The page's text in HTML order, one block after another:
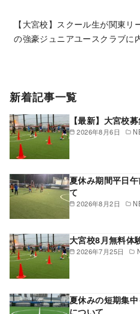
【大宮校】スクール生が関東リ
の強豪ジュニアユースクラブに
新着記事一覧
2026年8月6日
【最新】大宮校
2026年8月2日
夏休み期間平日
て
2026年7月25日
大宮校8月無料体
夏休みの短期集